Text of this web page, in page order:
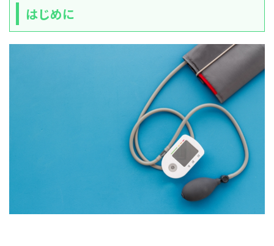
はじめに